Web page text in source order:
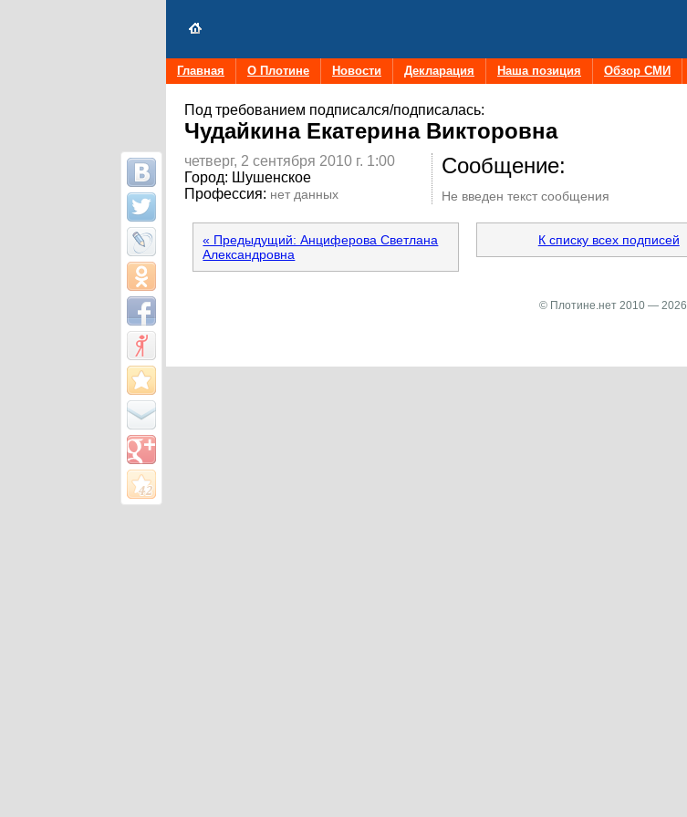
Главная О Плотине Новости Декларация Наша позиция Обзор СМИ
Под требованием подписался/подписалась:
Чудайкина Екатерина Викторовна
Сообщение:
Не введен текст сообщения
четверг, 2 сентября 2010 г. 1:00
Город: Шушенское
Профессия: нет данных
« Предыдущий: Анциферова Светлана
Александровна
К списку всех подписей
© Плотине.нет 2010 — 2026